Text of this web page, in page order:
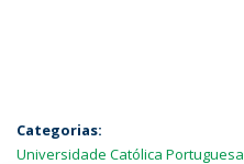
Categorias:
Universidade Católica Portuguesa